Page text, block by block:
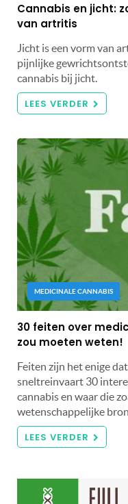
Cannabis en jicht:
van artritis
Jicht is een vorm van
pijnlijke
cannabis bij jicht.
LEES VERDER
MEDICINALE CANNABIS
30 feiten over
zou moeten weten!
Feiten zijn het enige
sneltreinvaart 30
cannabis en waar die
wetenschappelijke
LEES VERDER